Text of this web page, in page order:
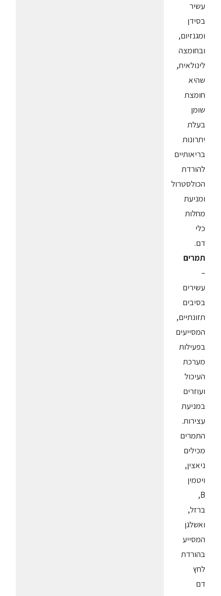
עשיר
בסידן
ומגנזיום,
ובחומצה
לינולאית,
שהיא
חומצת
שומן
בעלת
יתרונות
בריאותיים
להורדת
הכולסטרול
ומניעת
מחלות
כלי
דם.
תמרים
–
עשירים
בסיבים
תזונתיים,
המסייעים
בפעילות
מערכת
העיכול
ועוזרים
במניעת
עצירות.
התמרים
מכילים
ניאצין,
ויטמין
B,
ברזל,
ואשלגן
המסייע
בהורדת
לחץ
דם